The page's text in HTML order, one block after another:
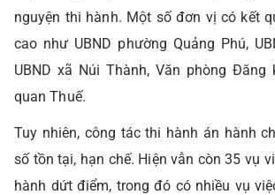
nguyện thi hành. Một số đơn vị có kết
cao như UBND phường Quảng Phú,
UBND xã Núi Thành, Văn phòng
quan Thuế.
Tuy nhiên, công tác thi hành án hành
số tồn tại, hạn chế. Hiện vẫn còn 35 vụ
hành dứt điểm, trong đó có nhiều vụ